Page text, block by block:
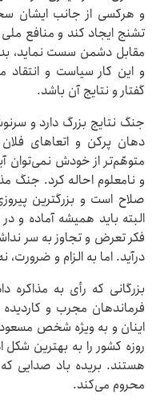
و هرکسی از جانب ایشان
تشنج ایجاد کند و منافع
مقابل دشمن سست نماید،
و این کار سیاست و
گفتار و نتایج آن باشد.
جنگ نتایج بزرگ دارد و
دهان پرکن و اتعاهای
متوهّم‌تر از خودش نمی‌توان
و نامعلوم احاله کرد. جنگ
صلاح است و بزرگترین
البته باید همیشه آماده و
فکر تعرض و تجاوز به سر
درآید. اما به الزام و ضرورت،
بزرگانی که رأی به مذاکره
فرماندهان مجرب و
اینان و به ویژه شخص
روزه کشور را به بهترین شکل
هستند. بریده باد صدایی که
محروم می‌کند.